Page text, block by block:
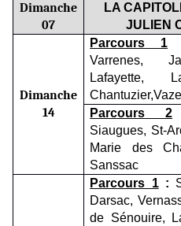
Dimanche
07
LA
JULIEN
Dimanche
14
Parcours 1
Varrenes,
Lafayette,
Parcours 2
Siaugues, St-
Marie des
Sanssac
Parcours 1:
Darsac,
de Sénouire,